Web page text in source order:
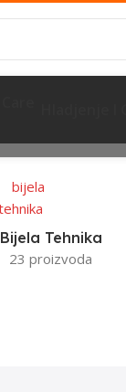
Bijela Tehnika
23 proizvoda